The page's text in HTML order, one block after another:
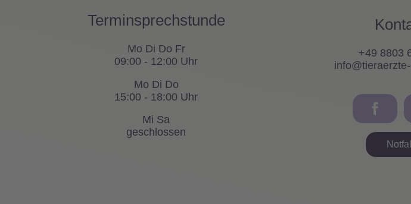
Terminsprechstunde
Mo Di Do Fr
09:00 - 12:00 Uhr
Mo Di Do
15:00 - 18:00 Uhr
Mi Sa
geschlossen
+49 8803
Notfall